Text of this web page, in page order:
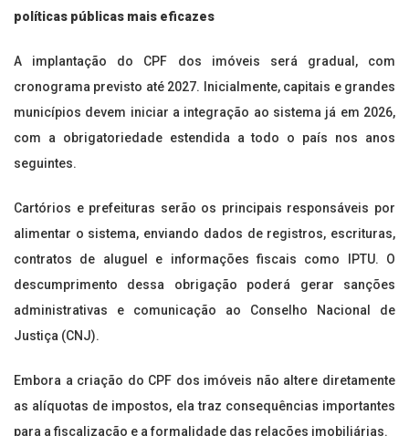
políticas públicas mais eficazes
A implantação do CPF dos imóveis será gradual, com
cronograma previsto até 2027. Inicialmente, capitais e grandes
municípios devem iniciar a integração ao sistema já em 2026,
com a obrigatoriedade estendida a todo o país nos anos
seguintes.
Cartórios e prefeituras serão os principais responsáveis por
alimentar o sistema, enviando dados de registros, escrituras,
contratos de aluguel e informações fiscais como IPTU. O
descumprimento dessa obrigação poderá gerar sanções
administrativas e comunicação ao Conselho Nacional de
Justiça (CNJ).
Embora a criação do CPF dos imóveis não altere diretamente
as alíquotas de impostos, ela traz consequências importantes
para a fiscalização e a formalidade das relações imobiliárias.